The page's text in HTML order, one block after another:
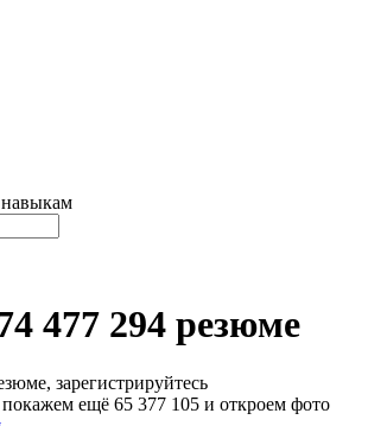
477 294 резюме
зарегистрируйтесь
ещё 65 377 105 и откроем фото